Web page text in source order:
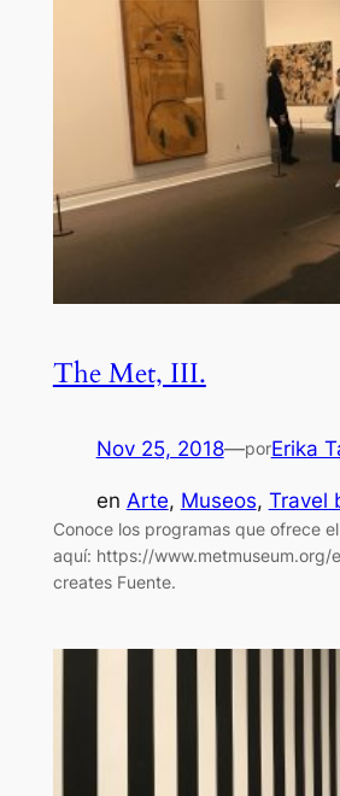
The Met, III.
Nov 25, 2018—porErika
en Arte, Museos, Travel
Conoce los programas que ofrece
aquí: https://
creates Fuente.